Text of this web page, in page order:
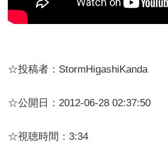
☆投稿者：StormHigashiKanda
☆公開日：2012-06-28 02:37:50
☆視聴時間：3:34